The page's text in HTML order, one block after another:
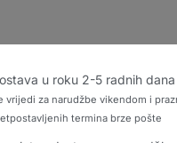
u roku 2-5 radnih dana
vrijedi za narudžbe vikendom i
termina brze pošte